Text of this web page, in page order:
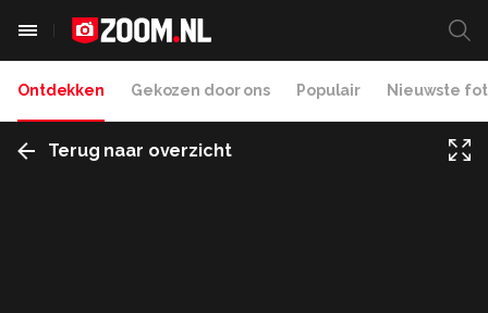
Ontdekken Gekozen door ons Populair Nieuwste
Terug naar overzicht